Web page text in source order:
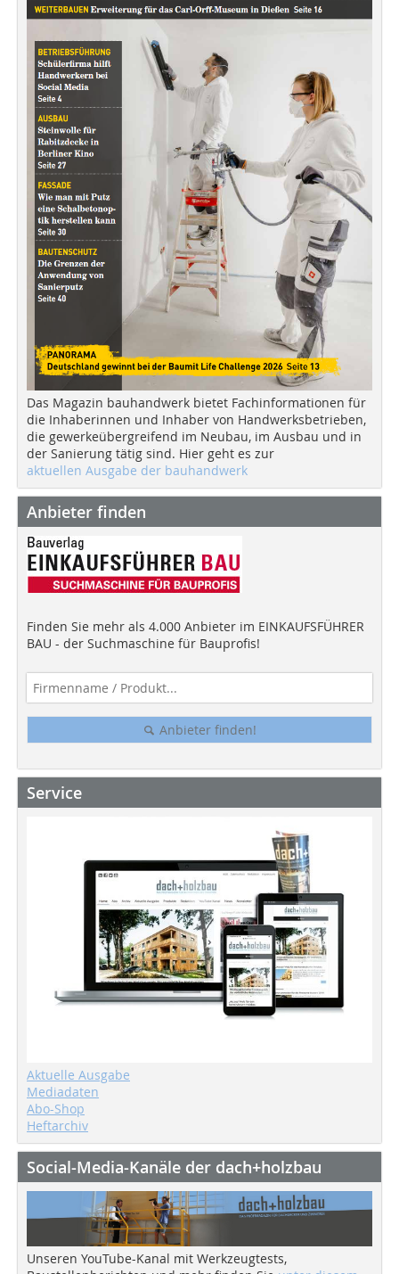
Das Magazin bauhandwerk bietet Fachinformationen für
die Inhaberinnen und Inhaber von Handwerksbetrieben,
die gewerkeübergreifend im Neubau, im Ausbau und in
der Sanierung tätig sind. Hier geht es zur
aktuellen Ausgabe der bauhandwerk
Anbieter finden
Finden Sie mehr als 4.000 Anbieter im EINKAUFSFÜHRER
BAU - der Suchmaschine für Bauprofis!
Anbieter finden!
Service
Aktuelle Ausgabe
Mediadaten
Abo-Shop
Heftarchiv
Social-Media-Kanäle der dach+holzbau
Unseren YouTube-Kanal mit Werkzeugtests,